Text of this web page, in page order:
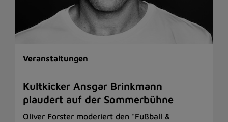
Veranstaltungen
Kultkicker Ansgar Brinkmann
plaudert auf der Sommerbühne
Oliver Forster moderiert den "Fußball &